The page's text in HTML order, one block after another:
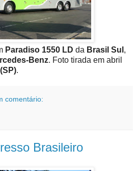
Paradiso 1550 LD da Brasil Sul ,
Benz. Foto tirada em abril
.
comentário:
Brasileiro